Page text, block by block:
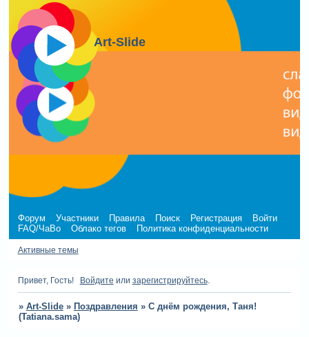
Art-Slide
Форум Участники Правила Поиск Регистрация
Войти
FAQ/ЧаВо
Облако тегов Политика конфиденциальности
Активные темы
Привет, Гость! Войдите или зарегистрируйтесь.
» Art-Slide » Поздравления » С днём рождения, Таня!
(Tatiana.sama)